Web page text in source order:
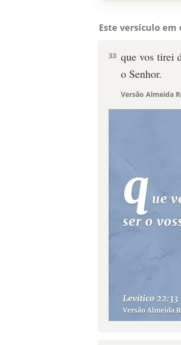
Este versículo em
33 que vos tirei
o Senhor.
Versão Almeida